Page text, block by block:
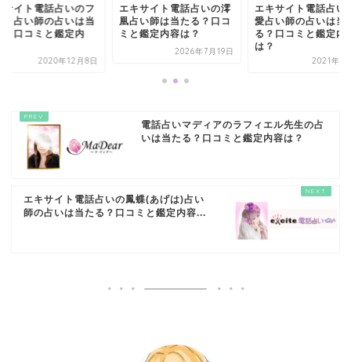
サイト電話占いのフ
ラ占い師の占いは当
？口コミと鑑定内
2020年12月8日
エキサイト電話占いの澪
凰占い師は当たる？口コ
ミと鑑定内容は？
2026年7月19日
エキサイト電話占い
愛占い師の占いは当
る？口コミと鑑定内
は？
2021年1
電話占いマディアのラフィエル先生の占
いは当たる？口コミと鑑定内容は？
エキサイト電話占いの鳳蝶(あげは)占い
師の占いは当たる？口コミと鑑定内容...